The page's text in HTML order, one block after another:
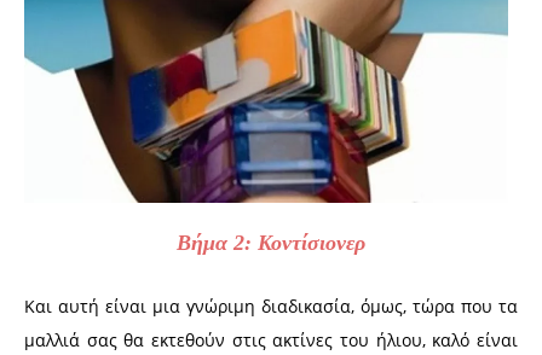
Βήμα 2: Κοντίσιονερ
Και αυτή είναι μια γνώριμη διαδικασία, όμως, τώρα που τα
μαλλιά σας θα εκτεθούν στις ακτίνες του ήλιου, καλό είναι